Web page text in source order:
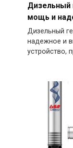
Дизельный
мощь и
Дизельный
надежное и
устройство,